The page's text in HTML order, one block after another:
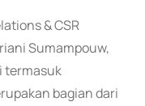
& CSR
Sumampouw,
termasuk
bagian dari